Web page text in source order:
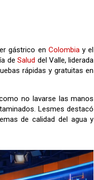
gástrico en Colombiay el
deSalud del Valle, liderada
rápidas y gratuitas en
no lavarse las manos
Lesmes destacó
de calidad del agua y